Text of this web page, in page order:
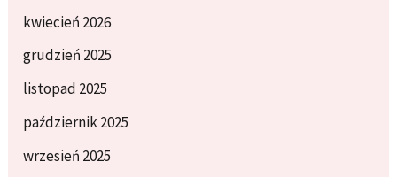
kwiecień 2026
grudzień 2025
listopad 2025
październik 2025
wrzesień 2025